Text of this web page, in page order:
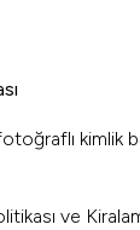
fotoğraflı
ve